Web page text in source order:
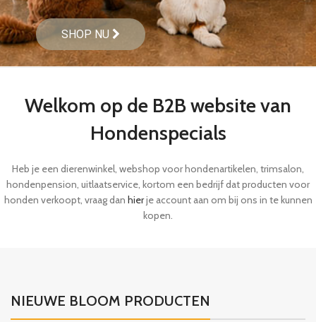
SHOP NU
Welkom op de B2B website van
Hondenspecials
Heb je een dierenwinkel, webshop voor hondenartikelen, trimsalon,
hondenpension, uitlaatservice, kortom een bedrijf dat producten voor
honden verkoopt, vraag dan hierje account aan om bij ons in te kunnen
kopen.
NIEUWE BLOOM PRODUCTEN